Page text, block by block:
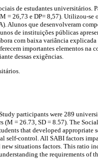
de estudantes universitários.
= 26,73 e DP= 8,57). Utilizou-se
Alunos que desenvolveram
de instituições públicas
com baixa variância explicada
importantes elementos na
dessas exigências.
participants were 289
(M = 26.73, SD = 8.57). The
that developed appropriate
self-control. All SABI factors
situations factors. This ratio
the requirements of